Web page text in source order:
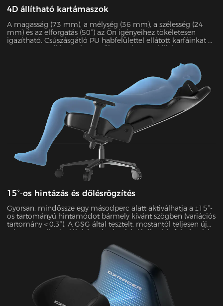
4D állítható kartámaszok
A magasság (73 mm), a mélység (36 mm), a szélesség (24
mm) és az elforgatás (50°) az Ön igényeihez tökéletesen
igazítható. Csúszásgátló PU habfelülettel ellátott karfáinkat az
SGS 60 000 cikluson keresztül tesztelte a stabilitás
15°-os hintázás és dőlésrögzítés
Gyorsan, mindössze egy másodperc alatt aktiválhatja a ±15°-
os tartományú hintamódot bármely kívánt szögben (variációs
tartomány＜0,3°). A GSG által tesztelt, mostantól teljesen új
szintre emelheti a láb kényelmét, akár játék, akár fekvés, akár